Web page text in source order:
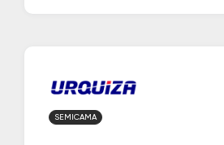
SEMICAMA